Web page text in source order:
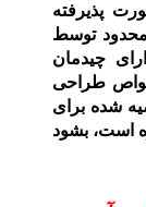
پذیرفته
توسط
چیدمان
طراحی
شده برای